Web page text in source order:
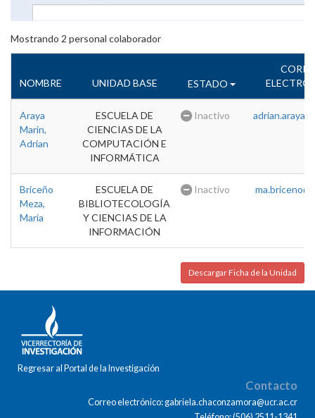
Mostrando 2 personal colaborador
NOMBRE UNIDAD BASE ESTADO
Araya
Marin,
Adrian
ESCUELA DE
CIENCIAS DE LA
COMPUTACIÓN E
INFORMÁTICA
Inactivo
Briceño
Meza,
Maria
ESCUELA DE
BIBLIOTECOLOGÍA
Y CIENCIAS DE LA
INFORMACIÓN
Inactivo
Descargar Ficha de la Unidad
Regresar al Portal de la Investigación
Contacto
Correo electrónico: gabriela.chaconzamora@ucr.ac.cr